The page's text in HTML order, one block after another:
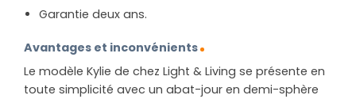
Garantie deux ans.
Avantages et inconvénients
Le modèle Kylie de chez Light & Living se présente en
toute simplicité avec un abat-jour en demi-sphère